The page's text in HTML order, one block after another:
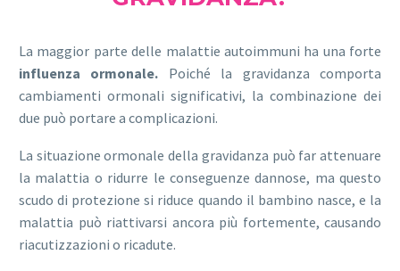
La maggior parte delle malattie autoimmuni ha una forte
influenza ormonale. Poiché la gravidanza comporta
cambiamenti ormonali significativi, la combinazione dei
due può portare a complicazioni.
La situazione ormonale della gravidanza può far attenuare
la malattia o ridurre le conseguenze dannose, ma questo
scudo di protezione si riduce quando il bambino nasce, e la
malattia può riattivarsi ancora più fortemente, causando
riacutizzazioni o ricadute.